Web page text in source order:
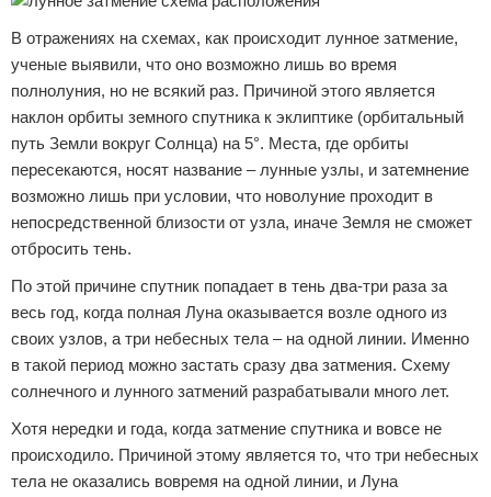
В отражениях на схемах, как происходит лунное затмение,
ученые выявили, что оно возможно лишь во время
полнолуния, но не всякий раз. Причиной этого является
наклон орбиты земного спутника к эклиптике (орбитальный
путь Земли вокруг Солнца) на 5°. Места, где орбиты
пересекаются, носят название – лунные узлы, и затемнение
возможно лишь при условии, что новолуние проходит в
непосредственной близости от узла, иначе Земля не сможет
отбросить тень.
По этой причине спутник попадает в тень два-три раза за
весь год, когда полная Луна оказывается возле одного из
своих узлов, а три небесных тела – на одной линии. Именно
в такой период можно застать сразу два затмения. Схему
солнечного и лунного затмений разрабатывали много лет.
Хотя нередки и года, когда затмение спутника и вовсе не
происходило. Причиной этому является то, что три небесных
тела не оказались вовремя на одной линии, и Луна